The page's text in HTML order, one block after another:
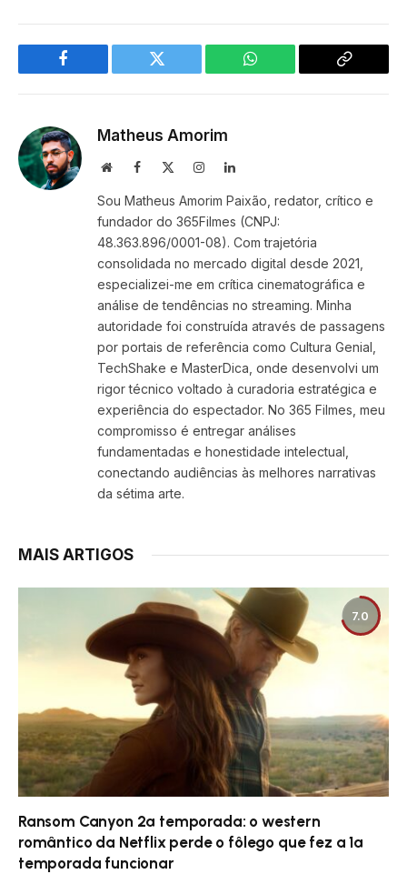
Facebook Twitter WhatsApp
Copy
Matheus Amorim
WebsiteFacebook InstagramLinkedIn
Sou Matheus Amorim Paixão, redator, crítico e
fundador do 365Filmes (CNPJ:
48.363.896/0001-08). Com trajetória
consolidada no mercado digital desde 2021,
especializei-me em crítica cinematográfica e
análise de tendências no streaming. Minha
autoridade foi construída através de passagens
por portais de referência como Cultura Genial,
TechShake e MasterDica, onde desenvolvi um
rigor técnico voltado à curadoria estratégica e
experiência do espectador. No 365 Filmes, meu
compromisso é entregar análises
fundamentadas e honestidade intelectual,
conectando audiências às melhores narrativas
da sétima arte.
MAIS ARTIGOS
7.0
Ransom Canyon 2ª temporada: o western
romântico da Netflix perde o fôlego que fez a 1ª
temporada funcionar